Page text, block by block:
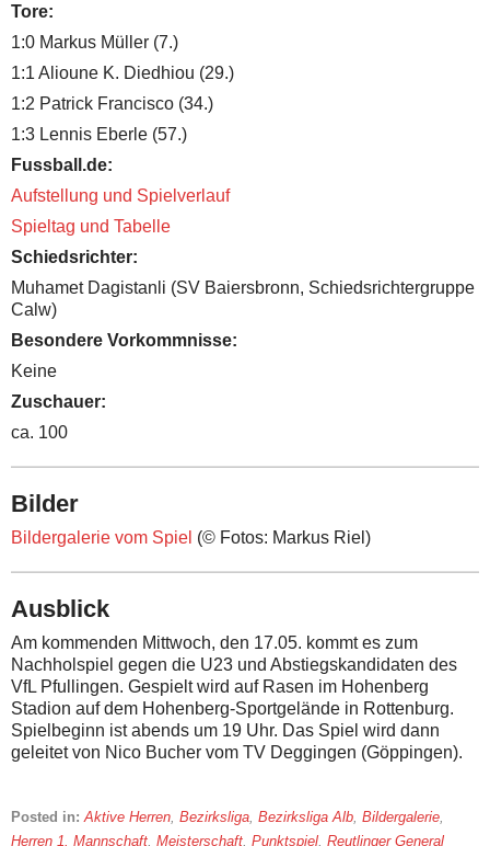
Tore:
1:0 Markus Müller (7.)
1:1 Alioune K. Diedhiou (29.)
1:2 Patrick Francisco (34.)
1:3 Lennis Eberle (57.)
Fussball.de:
Aufstellung und Spielverlauf
Spieltag und Tabelle
Schiedsrichter:
Muhamet Dagistanli (SV Baiersbronn, Schiedsrichtergruppe
Calw)
Besondere Vorkommnisse:
Keine
Zuschauer:
ca. 100
Bilder
Bildergalerie vom Spiel (© Fotos: Markus Riel)
Ausblick
Am kommenden Mittwoch, den 17.05. kommt es zum
Nachholspiel gegen die U23 und Abstiegskandidaten des
VfL Pfullingen. Gespielt wird auf Rasen im Hohenberg
Stadion auf dem Hohenberg-Sportgelände in Rottenburg.
Spielbeginn ist abends um 19 Uhr. Das Spiel wird dann
geleitet von Nico Bucher vom TV Deggingen (Göppingen).
Posted in: Aktive Herren Bezirksliga Bezirksliga Alb Bildergalerie
Herren 1. Mannschaft Meisterschaft Punktspiel Reutlinger General